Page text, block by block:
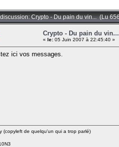
Crypto - Du pain du vin... (Lu
Crypto - Du pain du vin...
« le: 05 Juin 2007 à 22:45:40 »
ici vos messages.
(copyleft de quelqu'un qui a trop parlé)